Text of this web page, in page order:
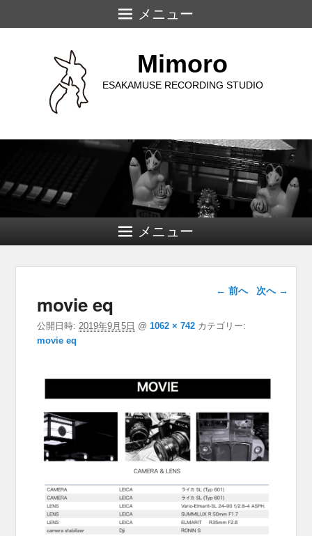
メニュー
Mimoro
ESAKAMUSE RECORDING STUDIO
メニュー
画像ナビゲー
ション
← 前へ 次へ →
movie eq
公開日時: 2019年9月5日 @1062 × 742 カテゴリー:
movie eq